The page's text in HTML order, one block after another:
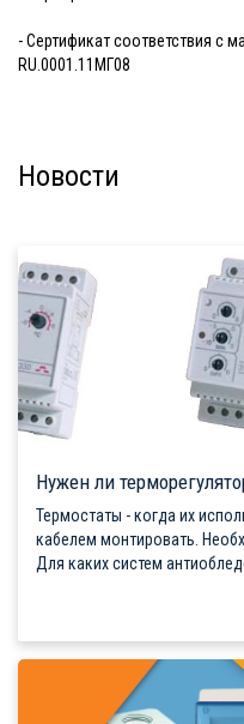
- Сертификат соответствия с
RU.0001.11МГ08
Новости
Нужен ли
Термостаты - когда их
кабелем монтировать.
Для каких систем